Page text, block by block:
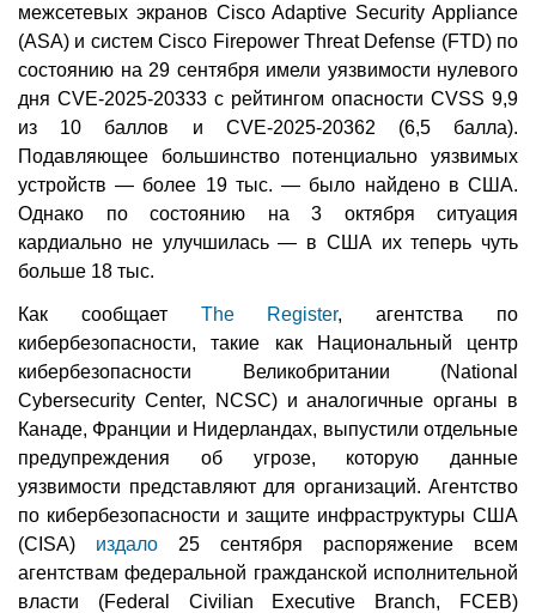
межсетевых экранов Cisco Adaptive Security Appliance
(ASA) и систем Cisco Firepower Threat Defense (FTD) по
состоянию на 29 сентября имели уязвимости нулевого
дня CVE-2025-20333 с рейтингом опасности CVSS 9,9
из 10 баллов и CVE-2025-20362 (6,5 балла).
Подавляющее большинство потенциально уязвимых
устройств — более 19 тыс. — было найдено в США.
Однако по состоянию на 3 октября ситуация
кардиально не улучшилась — в США их теперь чуть
больше 18 тыс.
Как сообщает The Register, агентства по
кибербезопасности, такие как Национальный центр
кибербезопасности Великобритании (National
Cybersecurity Center, NCSC) и аналогичные органы в
Канаде, Франции и Нидерландах, выпустили отдельные
предупреждения об угрозе, которую данные
уязвимости представляют для организаций. Агентство
по кибербезопасности и защите инфраструктуры США
(CISA) издало 25 сентября распоряжение всем
агентствам федеральной гражданской исполнительной
власти (Federal Civilian Executive Branch, FCEB)